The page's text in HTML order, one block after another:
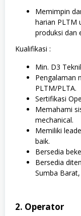
Memimpin
harian PLTM
produksi dan
Kualifikasi :
Min. D3
Pengalaman
PLTM/PLTA.
Sertifikasi
Memahami
mechanical.
Memiliki
baik.
Bersedia
Bersedia
Sumba
2. Operator